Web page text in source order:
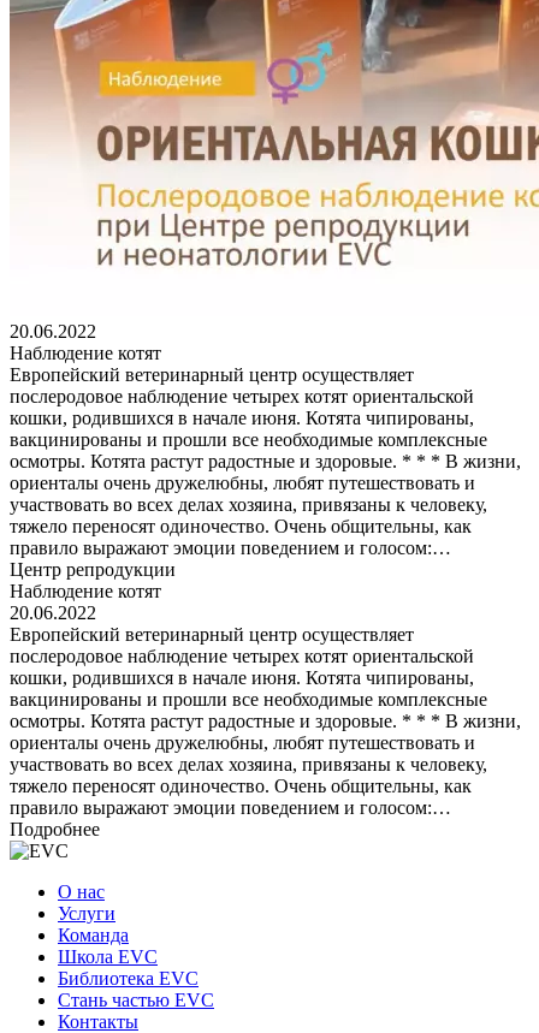
20.06.2022
Наблюдение котят
Европейский ветеринарный центр осуществляет
послеродовое наблюдение четырех котят ориентальской
кошки, родившихся в начале июня. Котята чипированы,
вакцинированы и прошли все необходимые комплексные
осмотры. Котята растут радостные и здоровые. * * * В жизни,
ориенталы очень дружелюбны, любят путешествовать и
участвовать во всех делах хозяина, привязаны к человеку,
тяжело переносят одиночество. Очень общительны, как
правило выражают эмоции поведением и голосом:…
Центр репродукции
Наблюдение котят
20.06.2022
Европейский ветеринарный центр осуществляет
послеродовое наблюдение четырех котят ориентальской
кошки, родившихся в начале июня. Котята чипированы,
вакцинированы и прошли все необходимые комплексные
осмотры. Котята растут радостные и здоровые. * * * В жизни,
ориенталы очень дружелюбны, любят путешествовать и
участвовать во всех делах хозяина, привязаны к человеку,
тяжело переносят одиночество. Очень общительны, как
правило выражают эмоции поведением и голосом:…
Подробнее
О нас
Услуги
Команда
Школа EVC
Библиотека EVC
Стань частью EVC
Контакты